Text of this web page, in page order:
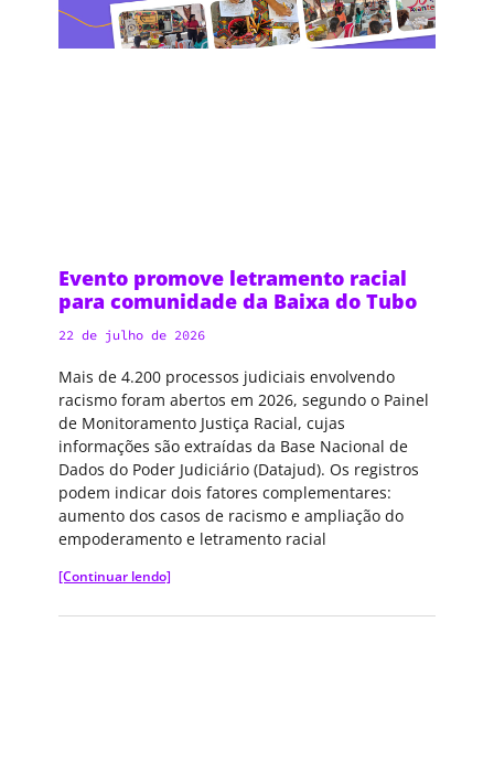
Evento promove letramento racial
para comunidade da Baixa do Tubo
22 de julho de 2026
Mais de 4.200 processos judiciais envolvendo
racismo foram abertos em 2026, segundo o Painel
de Monitoramento Justiça Racial, cujas
informações são extraídas da Base Nacional de
Dados do Poder Judiciário (Datajud). Os registros
podem indicar dois fatores complementares:
aumento dos casos de racismo e ampliação do
empoderamento e letramento racial
[Continuar lendo]